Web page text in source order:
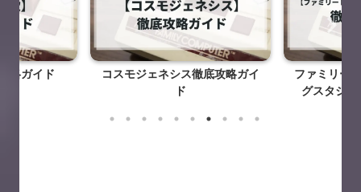
略ガイド
コスモジェネシス徹底攻略ガイ
ド
ファミリー
グスタジ